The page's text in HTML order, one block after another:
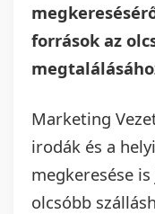
források az
Marketing
irodák és a
megkeresése
olcsóbb